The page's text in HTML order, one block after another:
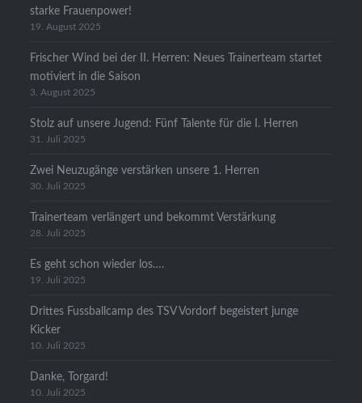
starke Frauenpower!
19. August 2025
Frischer Wind bei der II. Herren: Neues Trainerteam startet
motiviert in die Saison
3. August 2025
Stolz auf unsere Jugend: Fünf Talente für die I. Herren
31. Juli 2025
Zwei Neuzugänge verstärken unsere 1. Herren
30. Juli 2025
Trainerteam verlängert und bekommt Verstärkung
28. Juli 2025
Es geht schon wieder los….
19. Juli 2025
Drittes Fussballcamp des TSV Vordorf begeistert junge
Kicker
10. Juli 2025
Danke, Torgard!
10. Juli 2025